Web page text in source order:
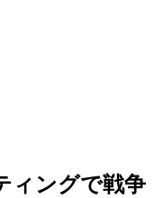
ィングで戦争